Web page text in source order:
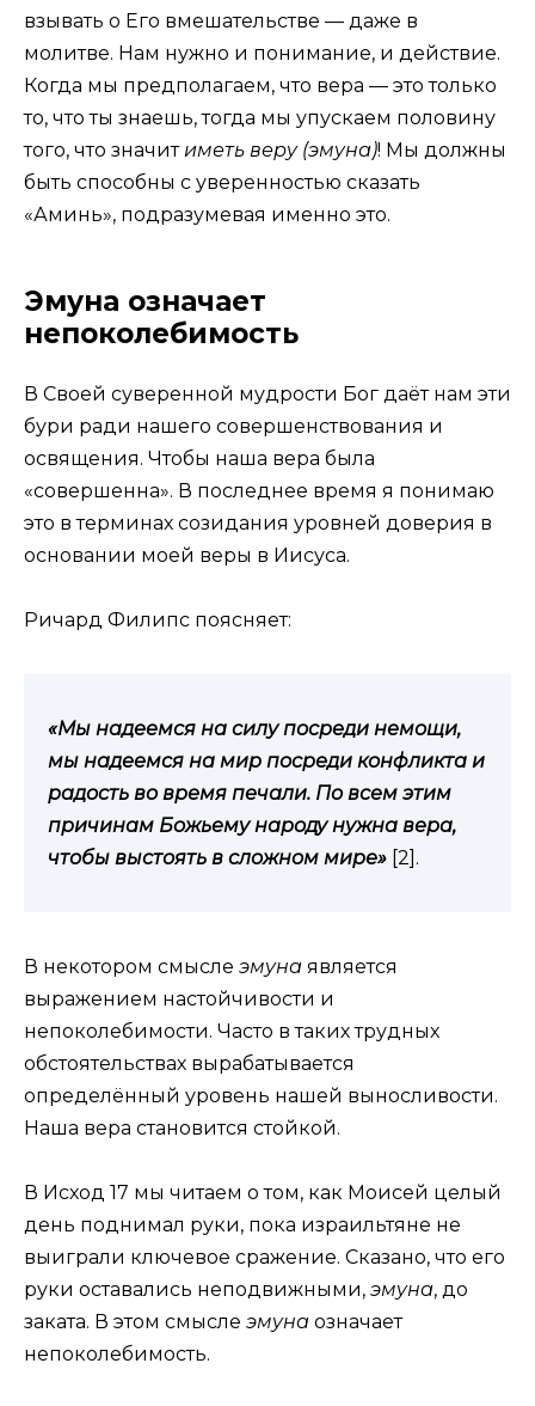
взывать о Его вмешательстве — даже в
молитве. Нам нужно и понимание, и действие.
Когда мы предполагаем, что вера — это только
то, что ты знаешь, тогда мы упускаем половину
того, что значитиметь веру (эмуна)! Мы должны
быть способны с уверенностью сказать
«Аминь», подразумевая именно это.
Эмуна означает
непоколебимость
В Своей суверенной мудрости Бог даёт нам эти
бури ради нашего совершенствования и
освящения. Чтобы наша вера была
«совершенна». В последнее время я понимаю
это в терминах созидания уровней доверия в
основании моей веры в Иисуса.
Ричард Филипс поясняет:
«Мы надеемся на силу посреди немощи,
мы надеемся на мир посреди конфликта и
радость во время печали. По всем этим
причинам Божьему народу нужна вера,
чтобы выстоять в сложном мире» [2].
В некотором смысле эмуна является
выражением настойчивости и
непоколебимости. Часто в таких трудных
обстоятельствах вырабатывается
определённый уровень нашей выносливости.
Наша вера становится стойкой.
В Исход 17 мы читаем о том, как Моисей целый
день поднимал руки, пока израильтяне не
выиграли ключевое сражение. Сказано, что его
руки оставались неподвижными, эмуна, до
заката. В этом смысле эмуна означает
непоколебимость.